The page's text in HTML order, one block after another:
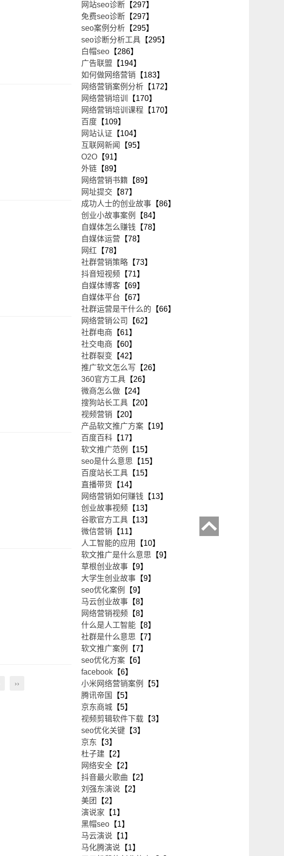
››
网站seo诊断 【297】
免费seo诊断 【297】
seo案例分析 【295】
seo诊断分析工具 【295】
白帽seo 【286】
广告联盟 【194】
如何做网络营销 【183】
网络营销案例分析 【172】
网络营销培训
【170】
网络营销培训课程 【170】
百度 【109】
网站认证 【104】
互联网新闻
【95】
O2O 【91】
外链 【89】
网络营销书籍 【89】
网址提交 【87】
成功人士的创业故事 【86】
创业小故事案例
【84】
自媒体怎么赚钱 【78】
自媒体运营 【78】
网红 【78】
社群营销策略 【73】
抖音短视频 【71】
自媒体博客 【69】
自媒体平台 【67】
社群运营是干什么的 【66】
网络营销公司
【62】
社群电商 【61】
社交电商 【60】
社群裂变 【42】
推广软文怎么写 【26】
360官方工具 【26】
微商怎么做 【24】
搜狗站长工具 【20】
视频营销 【20】
产品软文推广方案 【19】
百度百科 【17】
软文推广范例
【15】
seo是什么意思 【15】
百度站长工具 【15】
直播带货 【14】
网络营销如何赚钱 【13】
创业故事视频 【13】
谷歌官方工具 【13】
微信营销 【11】
人工智能的应用
【10】
软文推广是什么意思 【9】
草根创业故事 【9】
大学生创业故事 【9】
seo优化案例
【9】
马云创业故事 【8】
网络营销视频 【8】
什么是人工智能 【8】
社群是什么意思 【7】
软文推广案例
【7】
seo优化方案 【6】
facebook 【6】
小米网络营销案例
【5】
腾讯帝国
【5】
京东商城 【5】
视频剪辑软件下载 【3】
seo优化关键 【3】
京东 【3】
杜子建 【2】
网络安全 【2】
抖音最火歌曲 【2】
刘强东演说 【2】
美团
【2】
演说家 【1】
黑帽seo 【1】
马云演说 【1】
马化腾演说 【1】